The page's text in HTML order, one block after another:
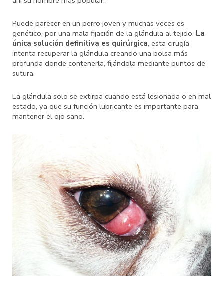
Puede parecer en un perro joven y muchas veces es
genético, por una mala fijación de la glándula al tejido. La
única solución definitiva es quirúrgica, esta cirugía
intenta recuperar la glándula creando una bolsa más
profunda donde contenerla, fijándola mediante puntos de
sutura.
La glándula solo se extirpa cuando está lesionada o en mal
estado, ya que su función lubricante es importante para
mantener el ojo sano.